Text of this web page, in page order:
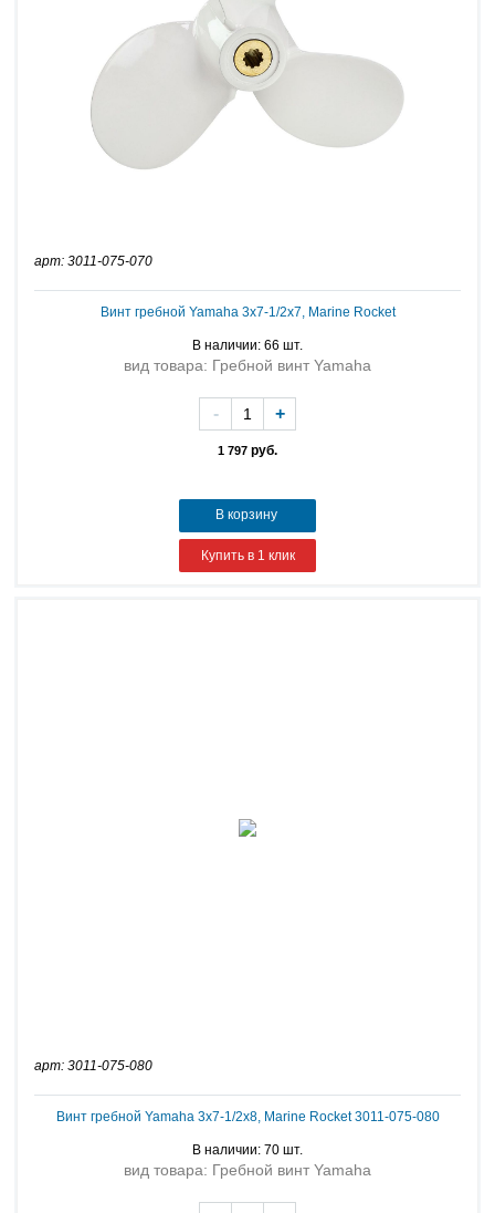
арт: 3011-075-070
Винт гребной Yamaha 3x7-1/2x7, Marine Rocket
В наличии: 66 шт.
вид товара: Гребной винт Yamaha
1 797 руб.
- +
В корзину
Купить в 1 клик
арт: 3011-075-080
Винт гребной Yamaha 3x7-1/2x8, Marine Rocket 3011-075-080
В наличии: 70 шт.
вид товара: Гребной винт Yamaha